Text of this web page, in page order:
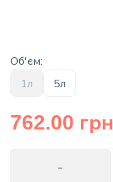
Об'єм:
1л
5л
762.00 грн